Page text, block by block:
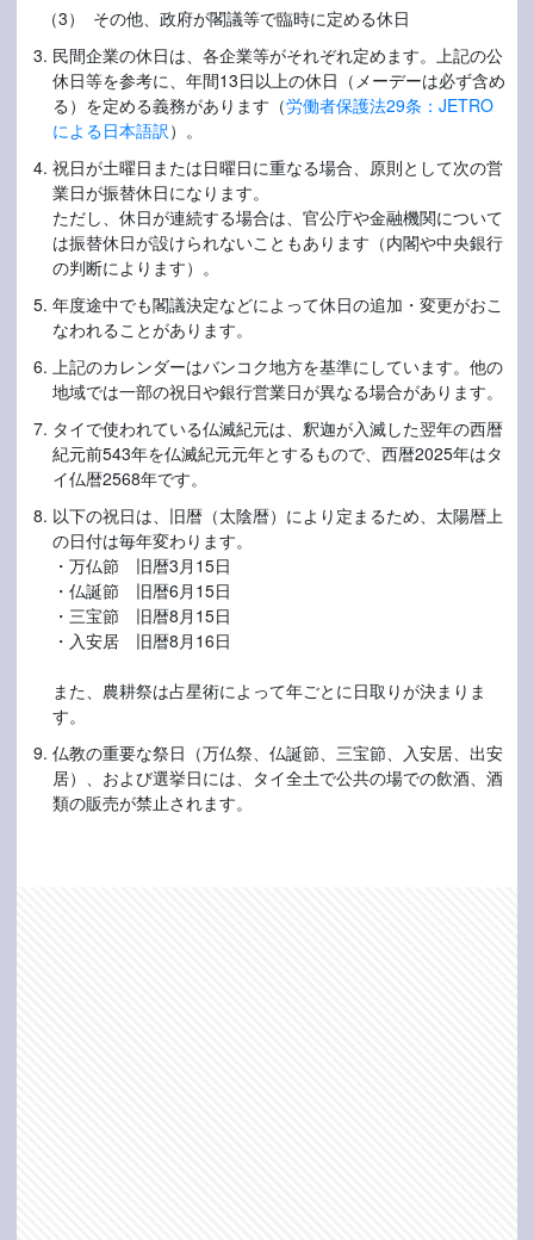
（3） その他、政府が閣議等で臨時に定める休日
民間企業の休日は、各企業等がそれぞれ定めます。上記の公
休日等を参考に、年間13日以上の休日（メーデーは必ず含め
る）を定める義務があります（労働者保護法29条：JETRO
による日本語訳）。
祝日が土曜日または日曜日に重なる場合、原則として次の営
業日が振替休日になります。
ただし、休日が連続する場合は、官公庁や金融機関について
は振替休日が設けられないこともあります（内閣や中央銀行
の判断によります）。
年度途中でも閣議決定などによって休日の追加・変更がおこ
なわれることがあります。
上記のカレンダーはバンコク地方を基準にしています。他の
地域では一部の祝日や銀行営業日が異なる場合があります。
タイで使われている仏滅紀元は、釈迦が入滅した翌年の西暦
紀元前543年を仏滅紀元元年とするもので、西暦2025年はタ
イ仏暦2568年です。
以下の祝日は、旧暦（太陰暦）により定まるため、太陽暦上
の日付は毎年変わります。
・万仏節 旧暦3月15日
・仏誕節 旧暦6月15日
・三宝節 旧暦8月15日
・入安居 旧暦8月16日
また、農耕祭は占星術によって年ごとに日取りが決まりま
す。
仏教の重要な祭日（万仏祭、仏誕節、三宝節、入安居、出安
居）、および選挙日には、タイ全土で公共の場での飲酒、酒
類の販売が禁止されます。